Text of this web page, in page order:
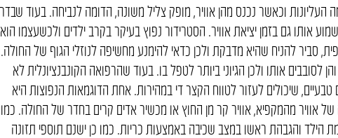
וכאשר נכנס מהן אוויר, מופק צליל משונה, הדומה לנביחה. בעוד
אותו גם בזמן יציאת אוויר. הסטרידור נפוץ בעיקר בקרב ילדים ולכשעצמו הוא
סביר להניח שהיא מדבקת ולכן כדאי להימנע מחשיפה לנוזלי הגוף של החולה.
לסובבים אותו ולכן הגיוני ביותר לטפל בו. בעוד שהרפואה הקונבנציונלית לא
שיכולים לעזור לטווח הקצר די במהירות. אחת הדוגמאות הנפוצות היא
אוויר מהמקפיא, אוויר קר מן החוץ או מכשיר אדים קרים בחדר של החולה. כמו
הילד והגבהת ראשו במצב שכיבה באמצעות כריות. כמו כן ישנם תוספי תזונה